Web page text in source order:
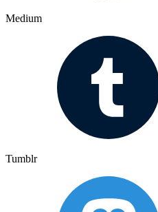
Medium
Tumblr